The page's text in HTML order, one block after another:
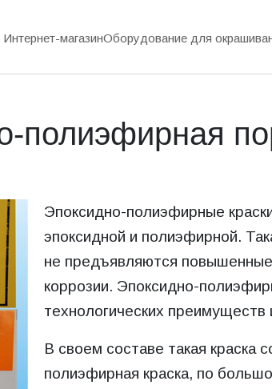
Интернет-магазинОборудование для
полиэфирная
Эпоксидно-полиэфирные
эпоксидной и полиэфирной.
не предъявляются повышенные
коррозии. Эпоксидно-
технологических
В своем составе такая
полиэфирная краска, по